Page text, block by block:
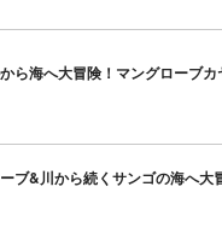
ら海へ大冒険！マングローブ
ブ&川から続くサンゴの海へ